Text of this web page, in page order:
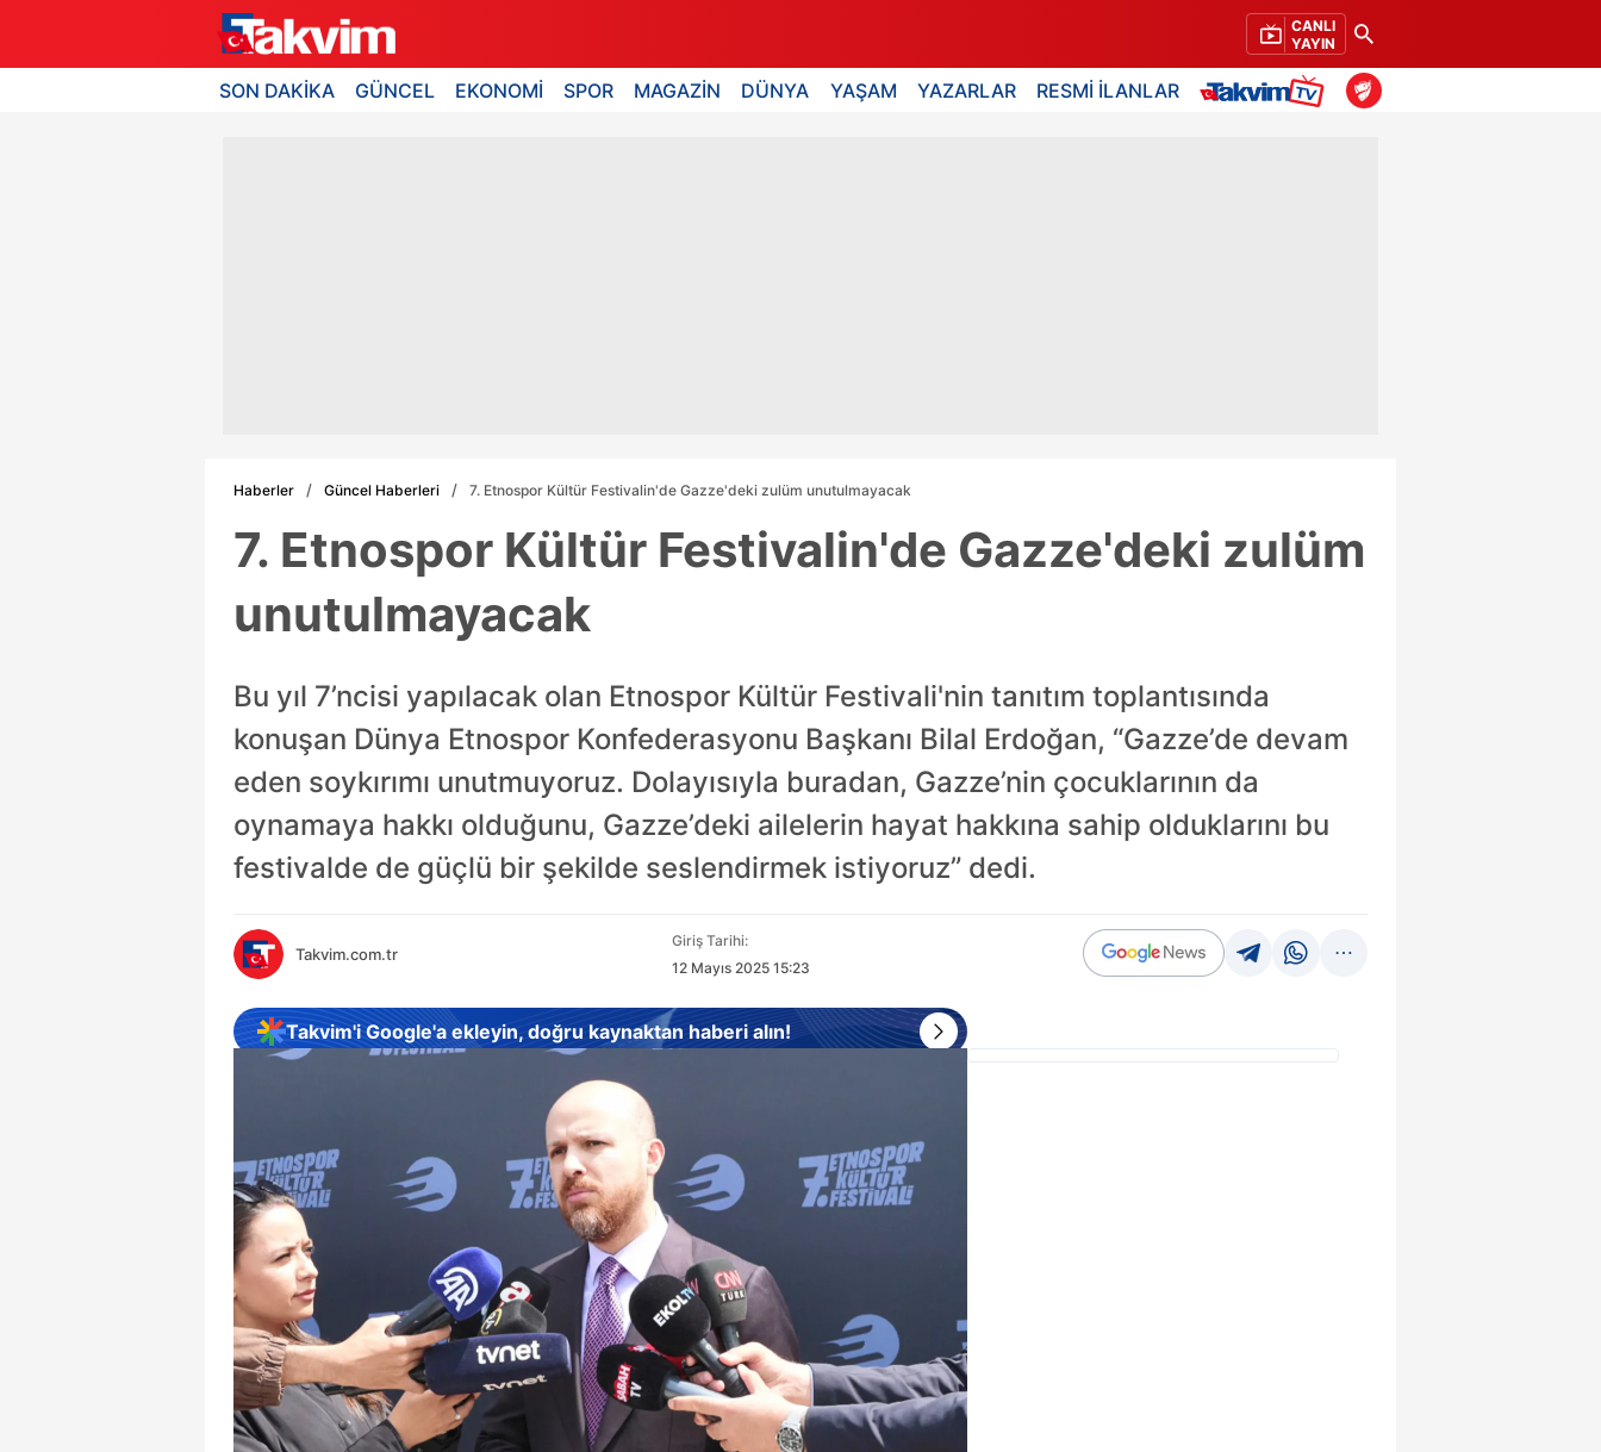
CANLI
YAYIN
SON DAKİKA GÜNCEL EKONOMİ SPOR MAGAZİN DÜNYA YAŞAM YAZARLAR RESMİ İLANLAR
Haberler Güncel Haberleri 7. Etnospor Kültür Festivalin'de Gazze'deki zulüm unutulmayacak
7. Etnospor Kültür Festivalin'de Gazze'deki zulüm
unutulmayacak
Bu yıl 7’ncisi yapılacak olan Etnospor Kültür Festivali'nin tanıtım toplantısında
konuşan Dünya Etnospor Konfederasyonu Başkanı Bilal Erdoğan, “Gazze’de devam
eden soykırımı unutmuyoruz. Dolayısıyla buradan, Gazze’nin çocuklarının da
oynamaya hakkı olduğunu, Gazze’deki ailelerin hayat hakkına sahip olduklarını bu
festivalde de güçlü bir şekilde seslendirmek istiyoruz” dedi.
Takvim.com.tr
Giriş Tarihi:
12 Mayıs 2025 15:23
Takvim'i Google'a ekleyin, doğru kaynaktan haberi alın!